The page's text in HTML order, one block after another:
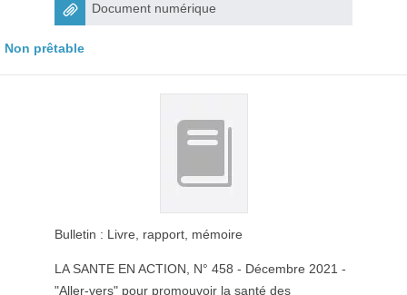
Document numérique
Non prêtable
Bulletin : Livre, rapport, mémoire
LA SANTE EN ACTION , N° 458 - Décembre 2021 -
"Aller-vers" pour promouvoir la santé des